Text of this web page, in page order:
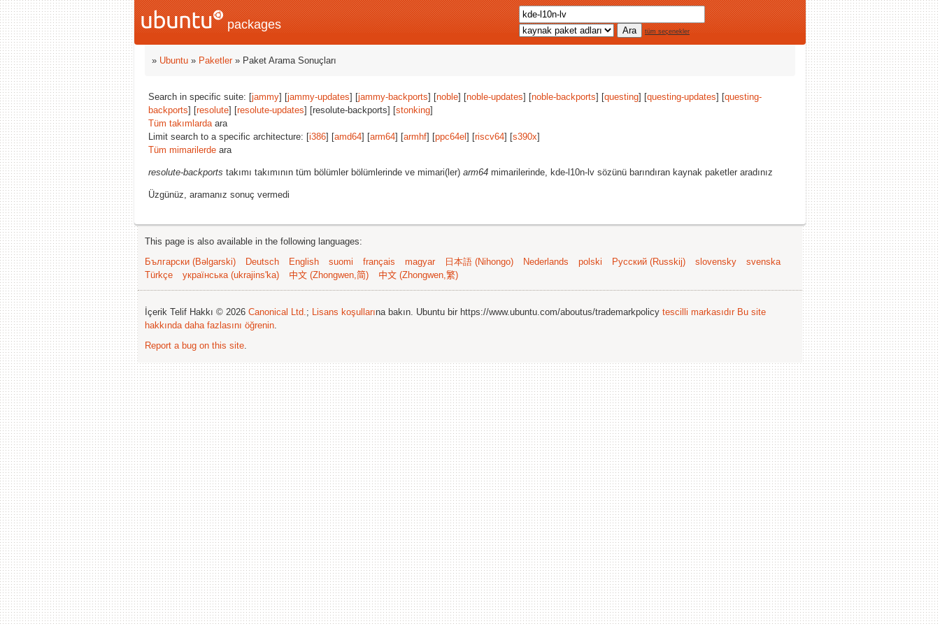
packages tüm seçenekler
» Ubuntu » Paketler» Paket Arama Sonuçları
Search in specific suite: [jammy] [jammy-updates] [jammy-backports] [noble] [noble-updates] [noble-backports] [questing] [questing-updates] [questing-
backports] [resolute] [resolute-updates] [resolute-backports] [stonking]
Tüm takımlardaara
Limit search to a specific architecture: [i386] [amd64] [arm64] [armhf] [ppc64el ] [riscv64] [s390x]
Tüm mimarilerde ara
resolute-backports takımı takımının tüm bölümler bölümlerinde ve mimari(ler) arm64 mimarilerinde, kde-l10n-lv sözünü barındıran kaynak paketler aradınız
Üzgünüz, aramanız sonuç vermedi
This page is also available in the following languages:
Български (Bəlgarski)
Deutsch English suomi français magyar 日本語 (Nihongo) Nederlands polski Русский (Russkij) slovensky
svenska
Türkçe
українська (ukrajins'ka) 中文 (Zhongwen,简) 中文 (Zhongwen,繁)
İçerik Telif Hakkı © 2026 Canonical Ltd.; Lisans koşullarına bakın. Ubuntu bir https://www.ubuntu.com/aboutus/trademarkpolicy tescilli markasıdır Bu site
hakkında daha fazlasını öğrenin.
Report a bug on this site.